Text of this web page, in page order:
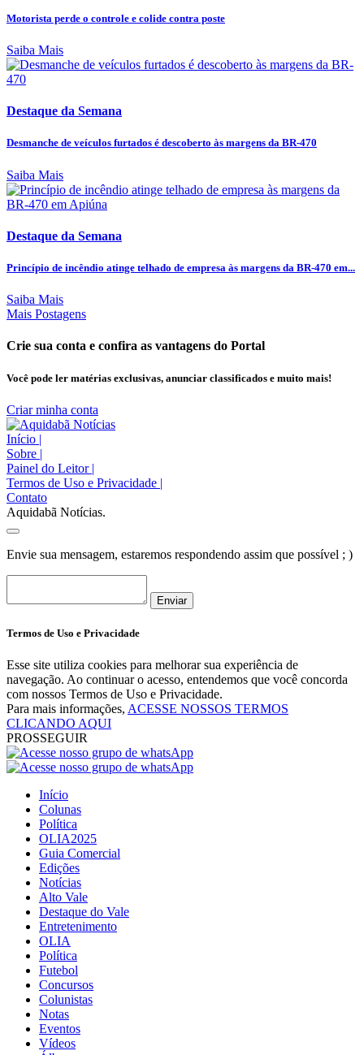
Motorista perde o controle e colide contra poste
Saiba Mais
Destaque da Semana
Desmanche de veículos furtados é descoberto às margens da BR-470
Saiba Mais
Destaque da Semana
Princípio de incêndio atinge telhado de empresa às margens da BR-470 em...
Saiba Mais
Mais Postagens
Crie sua conta e confira as vantagens do Portal
Você pode ler matérias exclusivas, anunciar classificados e muito mais!
Criar minha conta
Início |
Sobre |
Painel do Leitor |
Termos de Uso e Privacidade |
Contato
Aquidabã Notícias.
Envie sua mensagem, estaremos respondendo assim que possível ; )
Enviar
Termos de Uso e Privacidade
Esse site utiliza cookies para melhorar sua experiência de
navegação. Ao continuar o acesso, entendemos que você concorda
com nossos Termos de Uso e Privacidade.
Para mais informações, ACESSE NOSSOS TERMOS
CLICANDO AQUI
PROSSEGUIR
Início
Colunas
Política
OLIA2025
Guia Comercial
Edições
Notícias
Alto Vale
Destaque do Vale
Entretenimento
OLIA
Política
Futebol
Concursos
Colunistas
Notas
Eventos
Vídeos